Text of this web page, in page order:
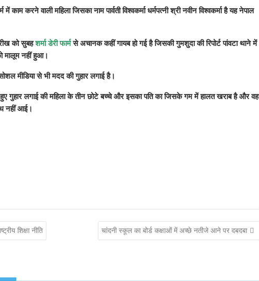
करने वाली महिला जिसका नाम पार्वती विश्वकर्मा धर्मपत्नी श्री नवीन विश्वकर्मा है यह नेपाल
को सुबहशर्मा डेरी फार्मसे अचानक कहीं गायब हो गई है जिसकी गुमशुदा की रिपोर्ट पांवटा थाने में
मालूम नहीं हुआ।
मीडिया से भी मदद की गुहार लगाई है।
हुए गुहार लगाई की महिला के तीन छोटे बच्चे और इसका पति का जिसके गम में हालत खराब है और वह
नहीं आई।
शिक्षा नीति चांदनी स्कूल का बोर्ड कक्षाओं में अच्छे नतीजे आने पर दबदबा